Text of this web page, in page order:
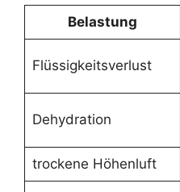
Belastung
Flüssigkeitsverlust
Dehydration
trockene Höhenluft